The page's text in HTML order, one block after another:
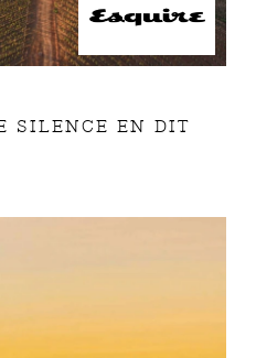
SILENCE EN DIT